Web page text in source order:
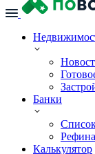
Банки
Калькулятор